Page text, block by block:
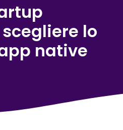
lo
native